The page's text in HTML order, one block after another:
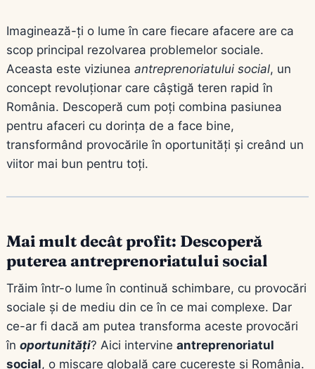
Imaginează-ți o lume în care fiecare afacere are ca
scop principal rezolvarea problemelor sociale.
Aceasta este viziunea antreprenoriatului social, un
concept revoluționar care câștigă teren rapid în
România. Descoperă cum poți combina pasiunea
pentru afaceri cu dorința de a face bine,
transformând provocările în oportunități și creând un
viitor mai bun pentru toți.
Mai mult decât profit: Descoperă
puterea antreprenoriatului social
Trăim într-o lume în continuă schimbare, cu provocări
sociale și de mediu din ce în ce mai complexe. Dar
ce-ar fi dacă am putea transforma aceste provocări
în oportunități? Aici intervine antreprenoriatul
social, o mișcare globală care cucerește și România.